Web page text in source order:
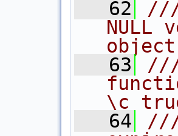
   62
NULL
   63
///
\c
   64
///